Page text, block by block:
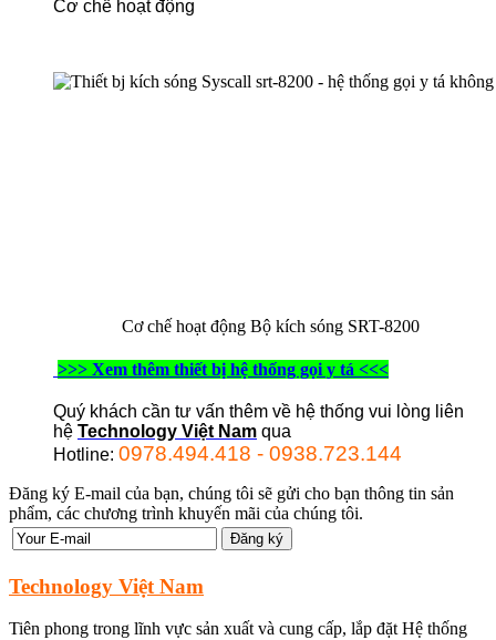
Cơ chế hoạt động
Cơ chế hoạt động Bộ kích sóng SRT-8200
>>> Xem thêm thiết bị hệ thống gọi y tá <<<
Quý khách cần tư vấn thêm về hệ thống vui lòng liên
hệ Technology Việt Nam qua
Hotline: 0978.494.418 - 0938.723.144
Đăng ký E-mail của bạn, chúng tôi sẽ gửi cho bạn thông tin sản
phẩm, các chương trình khuyến mãi của chúng tôi.
Technology Việt Nam
Tiên phong trong lĩnh vực sản xuất và cung cấp, lắp đặt Hệ thống